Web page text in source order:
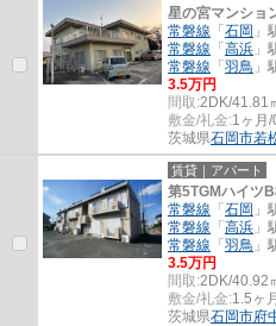
星の宮マンショ
常磐線 「 石岡 」
常磐線 「 高浜 」
常磐線 「 羽鳥 」
3.5万円
間取:2DK/41.81
敷金/礼金:1ヶ月/
茨城県石岡市若
賃貸｜アパート
第5TGMハイツ
常磐線 「 石岡 」
常磐線 「 高浜 」
常磐線 「 羽鳥 」
3.5万円
間取:2DK/40.92
敷金/礼金:1.5ヶ
茨城県石岡市府